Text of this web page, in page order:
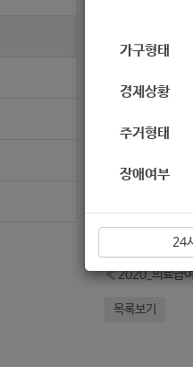
가구형태
경제상황
주거형태
장애여부
24
2020_입
«2020_의료급
목록보기